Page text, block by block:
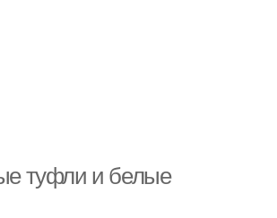
туфли и белые